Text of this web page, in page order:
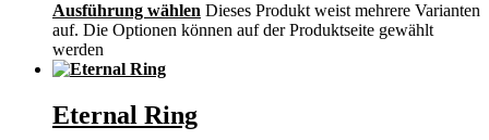
Ausführung wählen Dieses Produkt weist mehrere Varianten
auf. Die Optionen können auf der Produktseite gewählt
werden
Eternal Ring